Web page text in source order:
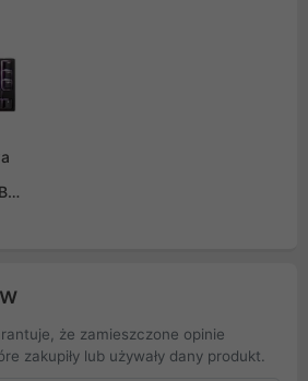
że zamieszczone opinie
zakupiły lub używały dany produkt.